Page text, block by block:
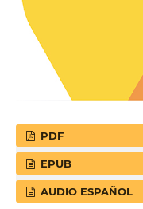
PDF
EPUB
AUDIO ESPAÑOL